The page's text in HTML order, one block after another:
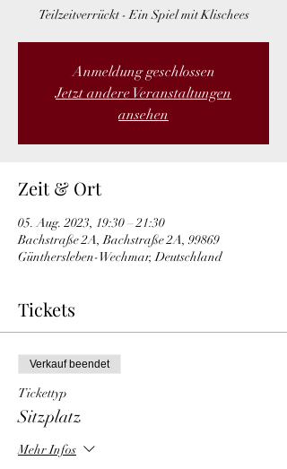
Teilzeitverrückt - Ein Spiel mit Klischees
Anmeldung geschlossen
Jetzt andere Veranstaltungen
ansehen
Zeit & Ort
05. Aug. 2023, 19:30 – 21:30
Bachstraße 2A, Bachstraße 2A, 99869
Günthersleben-Wechmar, Deutschland
Tickets
Verkauf beendet
Tickettyp
Sitzplatz
Mehr Infos